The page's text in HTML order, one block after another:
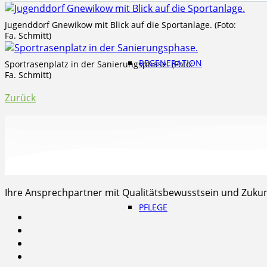
REGENERATION
PFLEGE
Jugenddorf Gnewikow mit Blick auf die Sportanlage. (Foto:
Fa. Schmitt)
Sportrasenplatz in der Sanierungsphase. (Foto:
Fa. Schmitt)
Zurück
Ihre Ansprechpartner mit Qualitätsbewusstsein und